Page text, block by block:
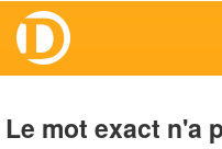
Le mot exact n'a